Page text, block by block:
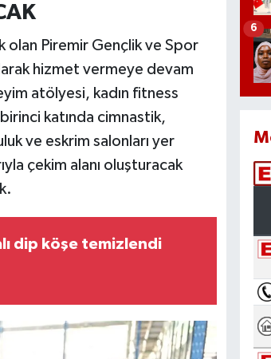
olan Piremir Gençlik ve Spor
hizmet vermeye devam
atölyesi, kadın fitness
katında cimnastik,
ve eskrim salonları yer
çekim alanı oluşturacak
dip köşe temizlendi
6